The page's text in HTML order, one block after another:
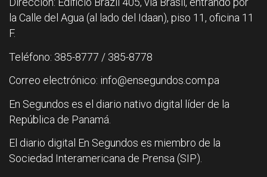
la Calle del Agua (al lado del Idaan), piso 11, oficina 11
F.
Teléfono: 385-8777 / 385-8778
Correo electrónico: info@ensegundos.com.pa
En Segundos es el diario nativo digital líder de la
República de Panamá.
El diario digital En Segundos es miembro de la
Sociedad Interamericana de Prensa (SIP).